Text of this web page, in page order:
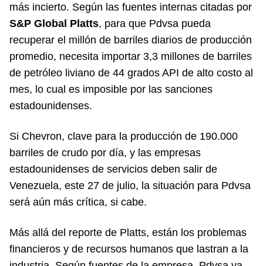
más incierto. Según las fuentes internas citadas por
S&P Global Platts, para que Pdvsa pueda
recuperar el millón de barriles diarios de producción
promedio, necesita importar 3,3 millones de barriles
de petróleo liviano de 44 grados API de alto costo al
mes, lo cual es imposible por las sanciones
estadounidenses.
Si Chevron, clave para la producción de 190.000
barriles de crudo por día, y las empresas
estadounidenses de servicios deben salir de
Venezuela, este 27 de julio, la situación para Pdvsa
será aún más crítica, si cabe.
Más allá del reporte de Platts, están los problemas
financieros y de recursos humanos que lastran a la